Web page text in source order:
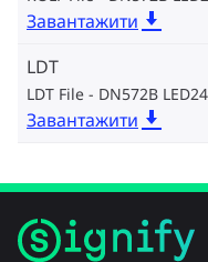
Завантажити
LDT
LDT File - DN572B
Завантажити